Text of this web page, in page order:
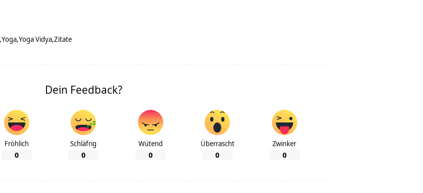
Yoga Yoga Vidya Zitate
Dein Feedback?
Fröhlich
0
Schläfrig
0
Wütend
0
Überrascht
0
Zwinker
0